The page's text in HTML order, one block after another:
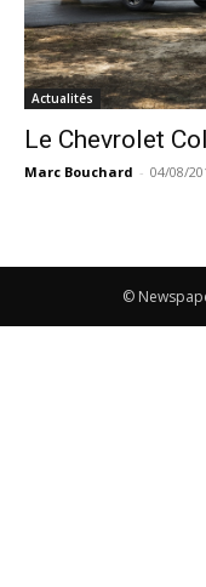
Actualités
Le Chevrolet
Marc Bouchard - 04/08/
©